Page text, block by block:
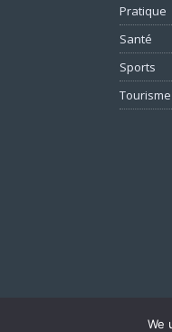
Pratique
Santé
Sports
Tourisme
We